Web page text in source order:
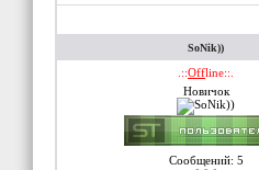
SoNik))
.::Offline::.
Новичок
Сообщений: 5